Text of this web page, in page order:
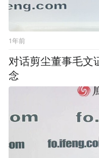
1年前
对话剪尘董事毛文
念